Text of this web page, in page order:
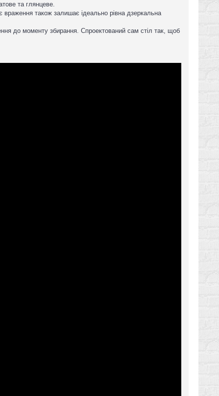
та глянцеве.
враження також залишає ідеально рівна дзеркальна
до моменту збирання. Спроектований сам стіл так, щоб